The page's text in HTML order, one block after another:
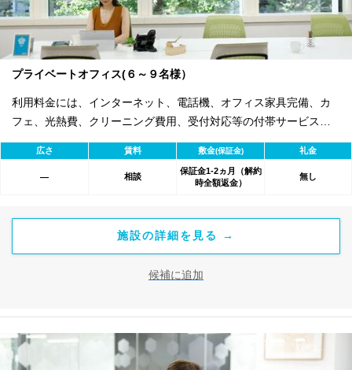
プライベートオフィス(６～９名様）
利用料金には、インターネット、電話機、オフィス家具完備、カ
フェ、光熱費、クリーニング費用、受付対応等の付帯サービスす
べて含まれ、追加料金不要です。 また適宜キャンペーン、契約期
間による割引特典あります。
広さ 賃料 敷金(保証金) 礼金
― 相談
保証金1-2ヵ月（解約
時全額返金）
無し
施設の詳細を見る →
候補に追加